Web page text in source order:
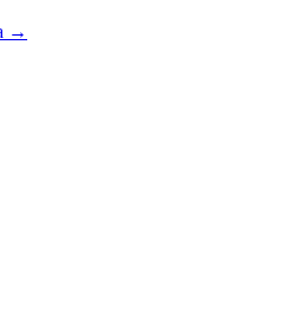
→